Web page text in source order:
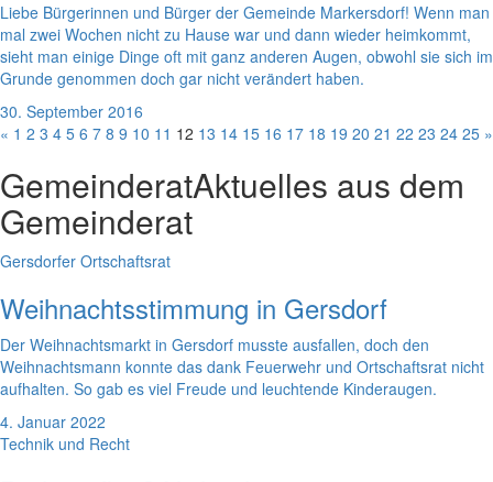
Liebe Bürgerinnen und Bürger der Gemeinde Markersdorf! Wenn man
mal zwei Wochen nicht zu Hause war und dann wieder heimkommt,
sieht man einige Dinge oft mit ganz anderen Augen, obwohl sie sich im
Grunde genommen doch gar nicht verändert haben.
30. September 2016
« 1 2 3 4 5 6 7 8 9 10 11 12 13 14 15 16 17 18 19 20 21 22 23 24 25 »
GemeinderatAktuelles aus dem
Gemeinderat
Gersdorfer Ortschaftsrat
Weihnachtsstimmung in Gersdorf
Der Weihnachtsmarkt in Gersdorf musste ausfallen, doch den
Weihnachtsmann konnte das dank Feuerwehr und Ortschaftsrat nicht
aufhalten. So gab es viel Freude und leuchtende Kinderaugen.
4. Januar 2022
Technik und Recht